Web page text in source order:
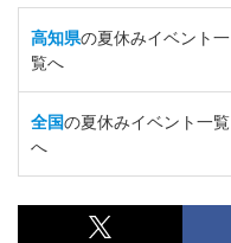
高知県の夏休みイベント一
覧へ
全国の夏休みイベント一覧
へ